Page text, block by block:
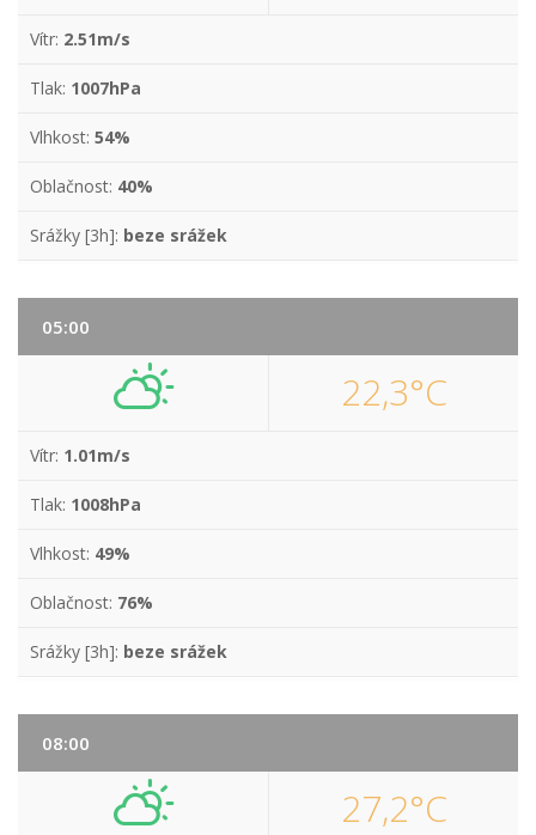
Vítr: 2.51m/s
Tlak: 1007hPa
Vlhkost: 54%
Oblačnost: 40%
Srážky [3h]: beze srážek
05:00
22,3°C
Vítr: 1.01m/s
Tlak: 1008hPa
Vlhkost: 49%
Oblačnost: 76%
Srážky [3h]: beze srážek
08:00
27,2°C